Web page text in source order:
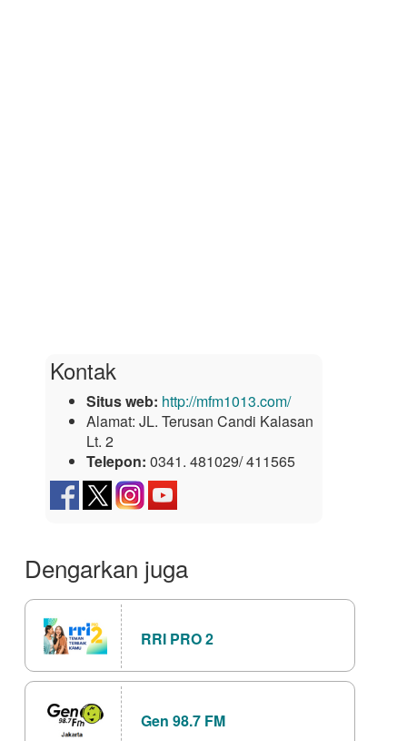
Kontak
Situs web: http://mfm1013.com/
Alamat: JL. Terusan Candi Kalasan
Lt. 2
Telepon: 0341. 481029/ 411565
Dengarkan juga
RRI PRO 2
Gen 98.7 FM